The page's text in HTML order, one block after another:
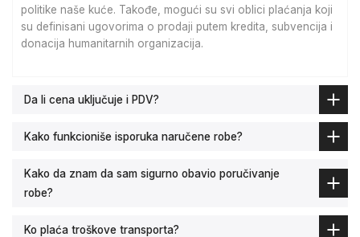
politike naše kuće. Takođe, mogući su svi oblici plaćanja koji
su definisani ugovorima o prodaji putem kredita, subvencija i
donacija humanitarnih organizacija.
Da li cena uključuje i PDV?
Kako funkcioniše isporuka naručene robe?
Kako da znam da sam sigurno obavio poručivanje
robe?
Ko plaća troškove transporta?